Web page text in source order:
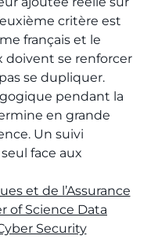
critère est
français et le
doivent se renforcer
se dupliquer.
pendant la
en grande
Un suivi
face aux
et de l’Assurance
of Science Data
Security